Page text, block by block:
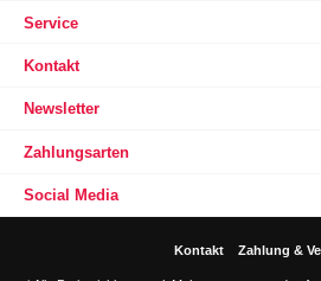
Service
Kontakt
Newsletter
Zahlungsarten
Social Media
Kontakt Zahlung &